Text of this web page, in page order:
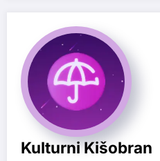
Kulturni Kišobran